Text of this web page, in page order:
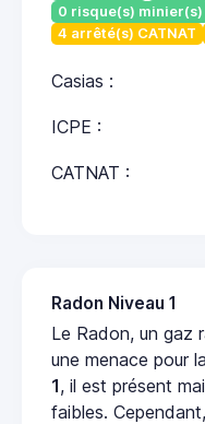
0 risque(s) minier(s)
4 arrêté(s) CATNAT
Casias :
ICPE :
CATNAT :
Radon Niveau 1
Le Radon, un gaz
une menace pour
1, il est présent
faibles.